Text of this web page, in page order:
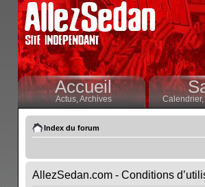
Accueil
Actus,Archives Calendrier,
Index du forum
AllezSedan.com - Conditions